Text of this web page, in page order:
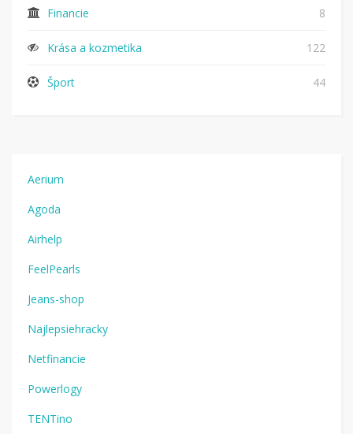
Financie 8
Krása a kozmetika 122
Šport 44
Aerium
Agoda
Airhelp
FeelPearls
Jeans-shop
Najlepsiehracky
Netfinancie
Powerlogy
TENTino